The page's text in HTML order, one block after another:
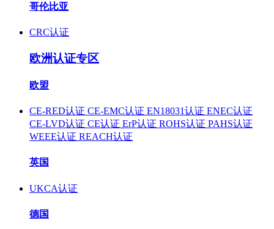
哥伦比亚
CRC认证
欧洲认证专区
欧盟
CE-RED认证 CE-EMC认证 EN18031认证 ENEC认证
CE-LVD认证 CE认证 ErP认证 ROHS认证 PAHS认证
WEEE认证 REACH认证
英国
UKCA认证
德国